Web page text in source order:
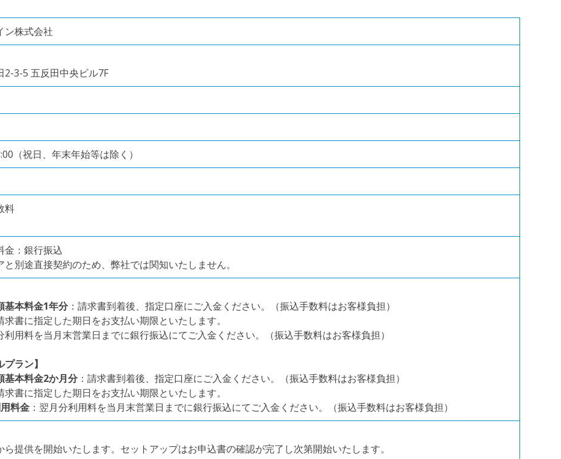
ン株式会社
2-3-5 五反田中央ビル7F
（祝日、年末年始等は除く）
料
金：銀行振込
別途直接契約のため、弊社では関知いたしません。
本料金1年分：請求書到着後、指定口座にご入金ください。（振込手数料はお客様負担）
書に指定した期日をお支払い期限といたします。
利用料を当月末営業日までに銀行振込にてご入金ください。（振込手数料はお客様負担）
ラン】
本料金2か月分：請求書到着後、指定口座にご入金ください。（振込手数料はお客様負担）
書に指定した期日をお支払い期限といたします。
料金 ：翌月分利用料を当月末営業日までに銀行振込にてご入金ください。（振込手数料はお客様負担）
提供を開始いたします。セットアップはお申込書の確認が完了し次第開始いたします。